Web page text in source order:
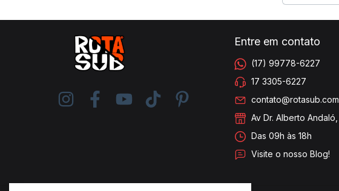
Entre em contato
(17) 99778-6227
17 3305-6227
Av Dr. Alberto
Das 09h às 18h
Visite o nosso Blog!